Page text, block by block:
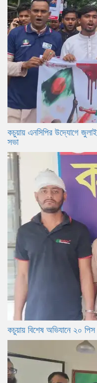
কচুয়ায় এনসিপির উদ্যোগে
সভা
কচুয়ায় বিশেষ অভিযানে ২০